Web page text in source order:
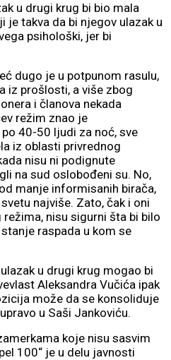
u drugi krug bi bio mala
je takva da bi njegov ulazak u
psihološki, jer bi
dugo je u potpunom rasulu,
iz prošlosti, a više zbog
i članova nekada
režim znao je
40-50 ljudi za noć, sve
iz oblasti privrednog
nisu ni podignute
na sud oslobođeni su. No,
manje informisanih birača,
najviše. Zato, čak i oni
nisu sigurni šta bi bilo
raspada u kom se
u drugi krug mogao bi
Aleksandra Vučića ipak
može da se konsoliduje
u Saši Jankoviću.
koje nisu sasvim
100“ je u delu javnosti